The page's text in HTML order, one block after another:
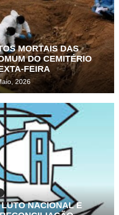
MORTAIS DAS
DO CEMITÉRIO
FEIRA
2026
NACIONAL E